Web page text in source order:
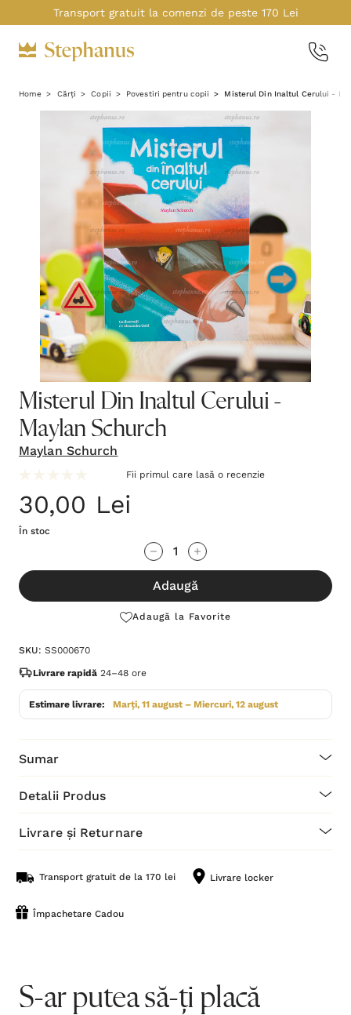
Transport gratuit la comenzi de peste 170 Lei
Home Cărți Copii Povestiri pentru copii Misterul Din Inaltul Cerului -
Misterul Din Inaltul Cerului -
Maylan Schurch
Maylan Schurch
Fii primul care lasă o recenzie
30,00 Lei
În stoc
te!
Stocul
Adaugă
Adaugă la Favorite
SKU: SS000670
Livrare rapidă 24–48 ore
Estimare livrare: Marți, 11 august – Miercuri, 12 august
Sumar
Detalii Produs
Livrare și Returnare
Transport gratuit de la 170 lei Livrare locker
Împachetare Cadou
S-ar putea să-ți placă